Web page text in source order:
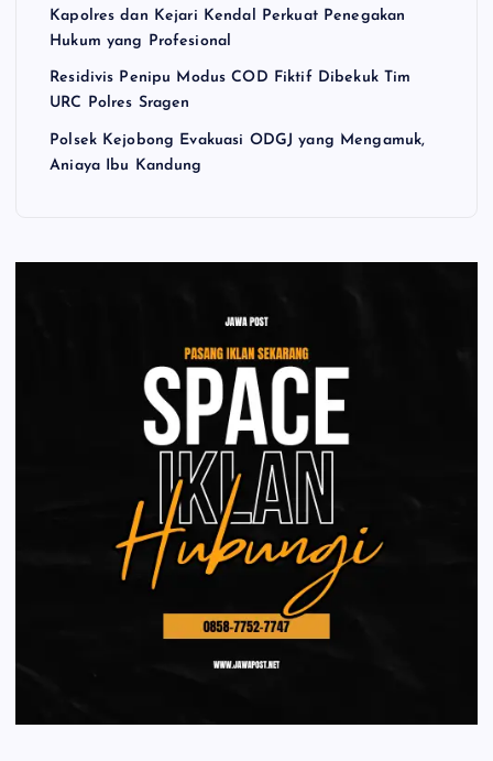
Kapolres dan Kejari Kendal Perkuat Penegakan
Hukum yang Profesional
Residivis Penipu Modus COD Fiktif Dibekuk Tim
URC Polres Sragen
Polsek Kejobong Evakuasi ODGJ yang Mengamuk,
Aniaya Ibu Kandung